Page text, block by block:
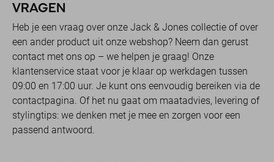
VRAGEN
Heb je een vraag over onze Jack & Jones collectie of over
een ander product uit onze webshop? Neem dan gerust
contact met ons op – we helpen je graag! Onze
klantenservice staat voor je klaar op werkdagen tussen
09:00 en 17:00 uur. Je kunt ons eenvoudig bereiken via de
contactpagina. Of het nu gaat om maatadvies, levering of
stylingtips: we denken met je mee en zorgen voor een
passend antwoord.